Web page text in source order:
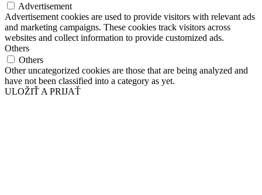
Advertisement
Advertisement cookies are used to provide visitors with relevant ads
and marketing campaigns. These cookies track visitors across
websites and collect information to provide customized ads.
Others
Others
Other uncategorized cookies are those that are being analyzed and
have not been classified into a category as yet.
ULOŽIŤ A PRIJAŤ